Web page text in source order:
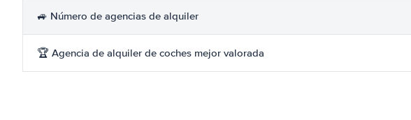
🚙 Número de agencias de alquiler
🏆 Agencia de alquiler de coches mejor valorada